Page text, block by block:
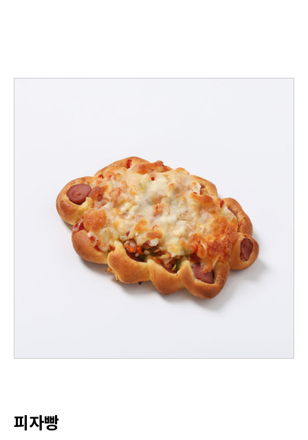
피자빵